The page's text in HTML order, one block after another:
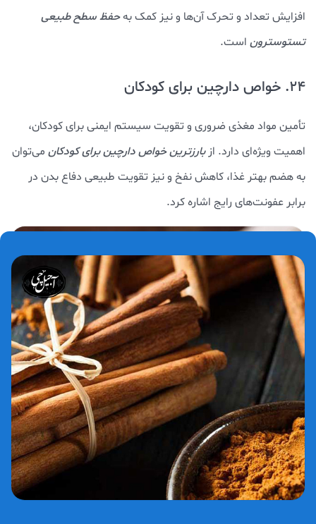
افزایش تعداد و تحرک آن‌ها و نیز کمک بهحفظ سطح طبیعی
تستوسترون است.
24. خواص دارچین برای کودکان
تأمین مواد مغذی ضروری و تقویت سیستم ایمنی برای کودکان،
اهمیت ویژه‌ای دارد. ازبارزترین خواص دارچین برای کودکان می‌توان
به هضم بهتر غذا، کاهش نفخ و نیز تقویت طبیعی دفاع بدن در
برابر عفونت‌های رایج اشاره کرد.
خرید دارچین